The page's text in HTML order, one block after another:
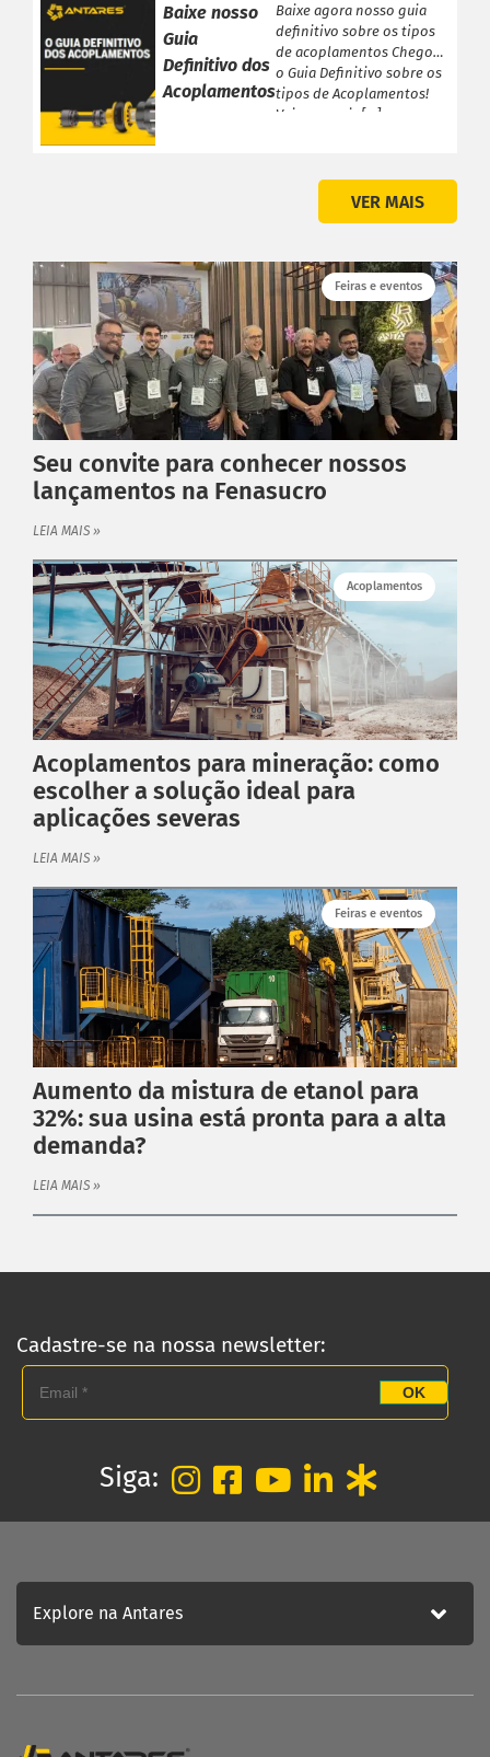
Baixe nosso
Guia
Definitivo dos
Acoplamentos
Baixe agora nosso guia
definitivo sobre os tipos
de acoplamentos Chegou
o Guia Definitivo sobre os
tipos de Acoplamentos!
Veja a seguir […]
VER MAIS
Feiras e eventos
Seu convite para conhecer nossos
lançamentos na Fenasucro
LEIA MAIS »
Acoplamentos
Acoplamentos para mineração: como
escolher a solução ideal para
aplicações severas
LEIA MAIS »
Feiras e eventos
Aumento da mistura de etanol para
32%: sua usina está pronta para a alta
demanda?
LEIA MAIS »
Cadastre-se na nossa newsletter:
OK
Siga:
Explore na Antares
PRODUTOS ANTARES
Linha Completa
Acoplamentos Flexíveis
Acoplamentos Elásticos
Acoplamentos de Engrenagens
Acoplamento de Lâminas
Contra Recuos
MAIS
Garantia
Catálogo
Dimensione seu acoplamento
Orçamento
Empresa
Política de Privacidade